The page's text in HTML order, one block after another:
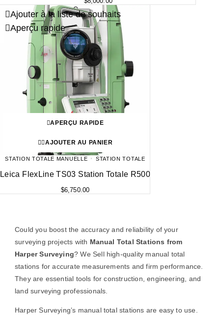
Ajouter à la liste de souhaits
Aperçu rapide
APERÇU RAPIDE
AJOUTER AU PANIER
STATION TOTALE MANUELLE STATION TOTALE
Leica FlexLine TS03 Station Totale R500
$6,750.00
Could you boost the accuracy and reliability of your
surveying projects with Manual Total Stations from
Harper Surveying? We Sell high-quality manual total
stations for accurate measurements and firm performance.
They are essential tools for construction, engineering, and
land surveying professionals.
Harper Surveying’s manual total stations are easy to use.